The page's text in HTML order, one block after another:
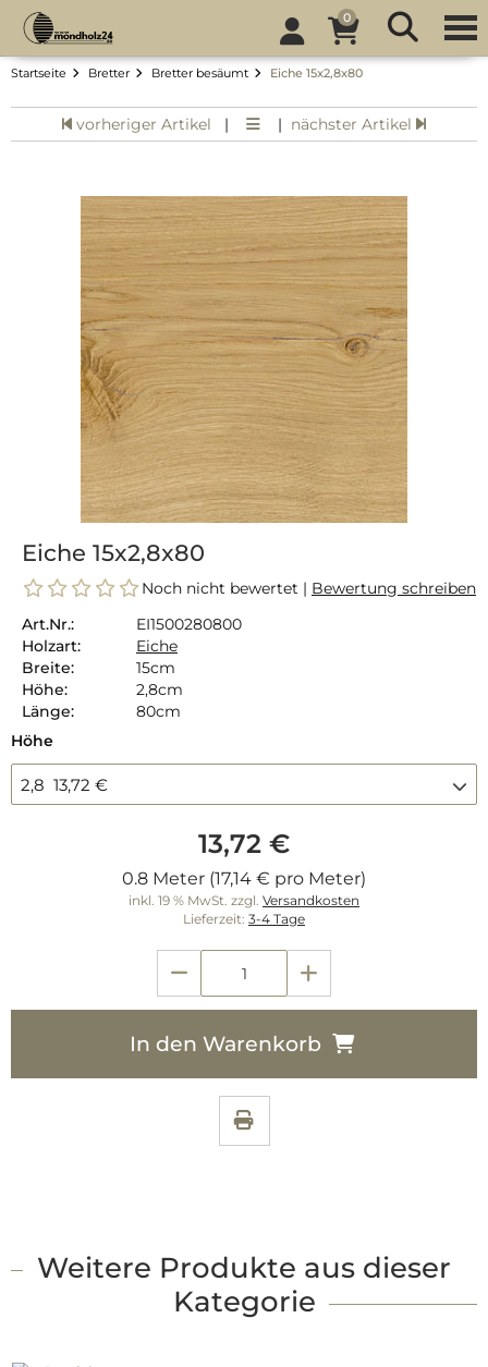
0
Startseite Bretter Bretter besäumt Eiche 15x2,8x80
vorheriger Artikel | | nächster Artikel
Eiche 15x2,8x80
Noch nicht bewertet | Bewertung schreiben
Art.Nr.:
EI1500280800
Holzart:
Eiche
Breite:
15cm
Höhe:
2,8cm
Länge:
80cm
Höhe
2,8 13,72 €
13,72 €
0.8 Meter (17,14 € pro Meter)
inkl. 19 % MwSt. zzgl. Versandkosten
Lieferzeit: 3-4 Tage
In den Warenkorb
Weitere Produkte aus dieser
Kategorie